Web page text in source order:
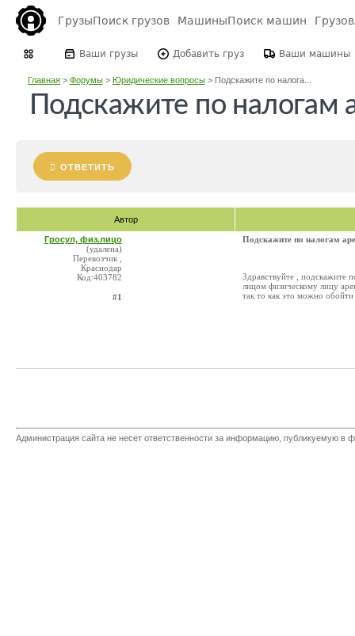
ГрузыПоиск грузов МашиныПоиск машин
Ваши грузы Добавить груз Ваши машины
Главная> Форумы> Юридические вопросы> Подскажите по налога...
Подскажите по налогам
ОТВЕТИТЬ
Автор
Гросул, физ.лицо
(удалена)
Перевозчик ,
Краснодар
Код:403782
#1
Подскажите по налогам
Здравствуйте , подскажите
лицом физическому лицу
так то как это можно
Администрация сайта не несет ответственности за информацию, публикуемую